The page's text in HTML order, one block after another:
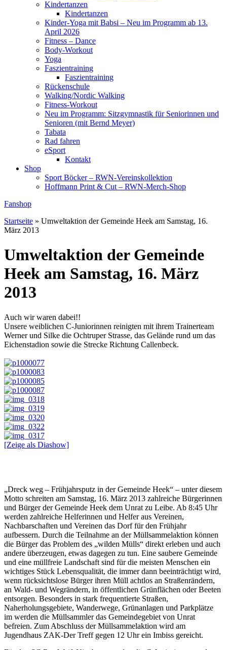
Kindertanzen
Kindertanzen
Kinder-Yoga mit Babsi – Neu im Programm ab 13.
April 2026
Fitness – Dance
Body-Workout
Yoga
Faszientraining
Faszientraining
Rückenschule
Walking/Nordic Walking
Fitness-Workout
Neu im Programm: Sitzgymnastik für Seniorinnen und
Senioren (mit Bernd Meyer)
Tabata
Rad fahren
eSport
Kontakt
Shop
Sport Böcker – RWN-Vereinskollektion
Hoffmann Print & Cut – RWN-Merch-Shop
Fanshop
Startseite » Umweltaktion der Gemeinde Heek am Samstag, 16.
März 2013
Umweltaktion der Gemeinde
Heek am Samstag, 16. März
2013
Auch wir waren dabei!!
Unsere weiblichen C-Juniorinnen reinigten mit ihrem Trainerteam
Werner und Silke die Ochtruper Strasse, das Gelände rund um das
Eichenstadion sowie die Strecke Richtung Callenbeck.
[Zeige als Diashow]
„Dreck weg – Frühjahrsputz in der Gemeinde Heek“ – unter diesem
Motto schreiten am Samstag, 16. März 2013 zahlreiche Bürgerinnen
und Bürger der Gemeinde Heek dem Unrat zu Leibe. Ab 8:45 Uhr
werden zahlreiche Helferinnen und Helfer aus Vereinen,
Nachbarschaften und Vereinen das Dorf für den Frühjahr
aufbessern. Durch die Teilnahme an der Müllsammelaktion können
die Bürger das Problem des „wilden Mülls“ direkt erleben und auch
andere überzeugen, etwas dagegen zu tun. Eine saubere Gemeinde
und eine müllfreie Landschaft sind für die meisten Menschen ein
wichtiges Stück Lebensqualität, die immer dann beeinträchtigt wird,
wenn rücksichtslose Bürger ihren Müll achtlos an Straßenrändern,
an Wald- und Wegrändern, in öffentlichen Grünflächen oder Beeten
entsorgen. Besonders in stark frequentierte Straßen,
Naherholungsgebiete, Wanderwege, Grünanlagen und Parkplätze
im werden die Müllsammler das Gemeindegebiet von Unrat
befreien. Zum Abschluss der Müllsammelaktion wird am
Jugendhaus ZAK-Der Treff gegen 12 Uhr ein Imbiss gereicht.